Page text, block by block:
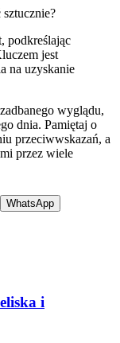
podkreślając
jest
na uzyskanie
wyglądu,
dnia. Pamiętaj o
przeciwwskazań, a
przez wiele
WhatsApp
i